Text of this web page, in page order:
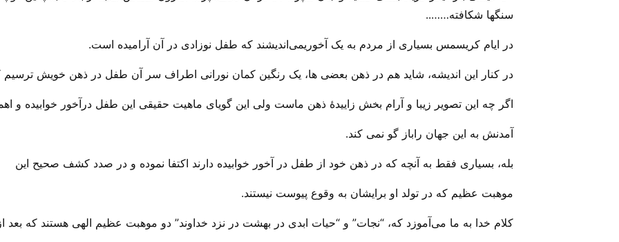
سنگها شکافته……..
در ایام کریسمس بسیاری از مردم به ‌یک آخوریمی‌‌اندیشند که طفل نوزادی در آن آرامیده است.
در کنار این اندیشه، شاید هم در ذهن بعضی ها، یک رنگین کمان نورانی اطراف سر آن طفل در ذهن خویش ترسیم
اگر چه این تصویر زیبا و آرام بخش زاییدهٔ ذهن ماست ولی‌ این گویای ماهیت حقیقی این طفل درآخور خوابیده و
آمدنش به این جهان راباز گو نمی کند.
بله، بسیاری فقط به آنچه که در ذهن خود از طفل در آخور خوابیده دارند اکتفا نموده و در صدد کشف صحیح این
موهبت عظیم که در تولد او برایشان به وقوع پیوست نیستند.
کلام خدا به ما می‌‌آموزد که، “نجات” و “حیات ابدی در بهشت در نزد خداوند” دو موهبت عظیم الهی هستند که بعد